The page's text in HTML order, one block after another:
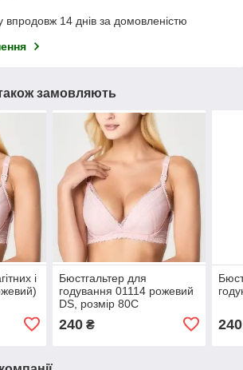
впродовж 14 днів за домовленістю
замовляють
і
Бюстгальтер для
годування 01114 рожевий
DS, розмір 80C
240₴ 240